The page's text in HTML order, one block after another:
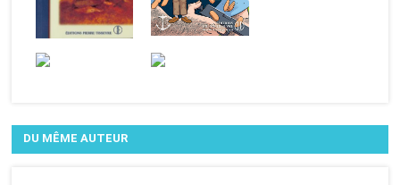
DU MÊME AUTEUR